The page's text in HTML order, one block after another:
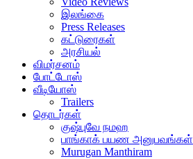
இலங்கை
Press Releases
கட்டுரைகள்
அரசியல்
விமர்சனம்
போட்டோஸ்
வீடியோஸ்
Trailers
தொடர்கள்
குஷ்புவே நமஹ
பாங்காக் பயண அனுபவங்கள்
Murugan Manthiram